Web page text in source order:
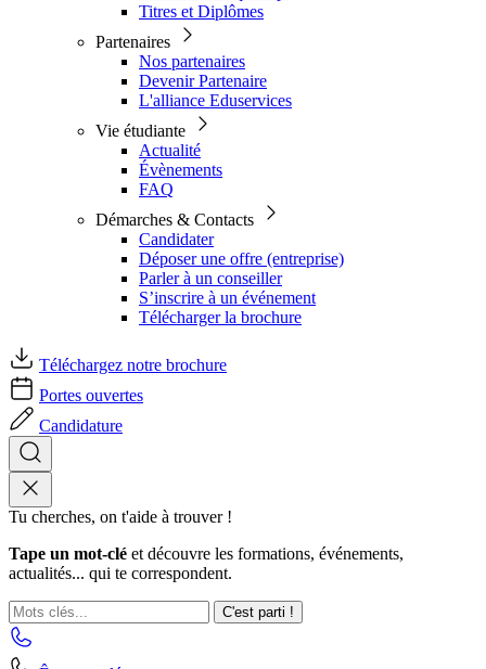
Titres et Diplômes
Partenaires
Nos partenaires
Devenir Partenaire
L'alliance Eduservices
Vie étudiante
Actualité
Évènements
FAQ
Démarches & Contacts
Candidater
Déposer une offre (entreprise)
Parler à un conseiller
S’inscrire à un événement
Télécharger la brochure
Téléchargez notre brochure
Portes ouvertes
Candidature
Tu cherches, on t'aide à trouver !
Tape un mot-clé et découvre les formations, événements,
actualités... qui te correspondent.
C'est parti !